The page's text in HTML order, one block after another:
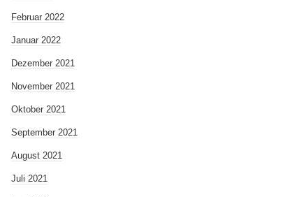
Februar 2022
Januar 2022
Dezember 2021
November 2021
Oktober 2021
September 2021
August 2021
Juli 2021